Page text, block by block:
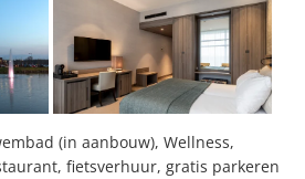
(in aanbouw), Wellness,
fietsverhuur, gratis parkeren